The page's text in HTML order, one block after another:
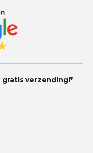
gratis verzending!*